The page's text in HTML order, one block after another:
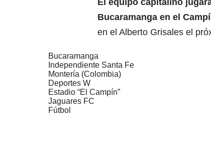
Bucaramanga en el
en el Alberto Grisales el
Bucaramanga
Independiente Santa Fe
Montería (Colombia)
Deportes W
Estadio “El Campín”
Jaguares FC
Fútbol